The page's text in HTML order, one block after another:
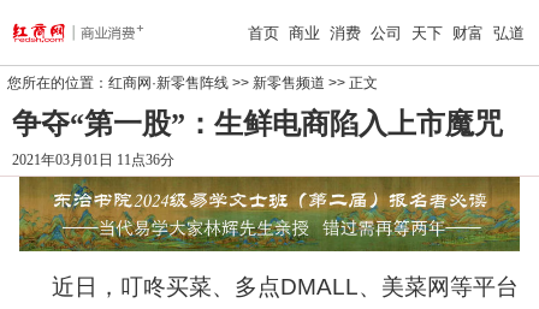
首页 商业 消费 公司 天下 财富 弘道
您所在的位置： 红商网·新零售阵线 >> 新零售频道 >> 正文
争夺“第一股”：生鲜电商陷入上市魔咒
2021年03月01日 11点36分
近日，叮咚买菜、多点DMALL、美菜网等平台